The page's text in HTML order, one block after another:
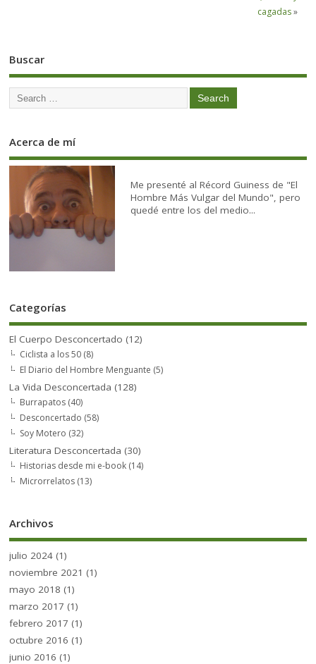
cagadas»
Buscar
Acerca de mí
Me presenté al Récord Guiness de "El
Hombre Más Vulgar del Mundo", pero
quedé entre los del medio...
Categorías
El Cuerpo Desconcertado (12)
Ciclista a los 50 (8)
El Diario del Hombre Menguante (5)
La Vida Desconcertada (128)
Burrapatos (40)
Desconcertado (58)
Soy Motero (32)
Literatura Desconcertada (30)
Historias desde mi e-book (14)
Microrrelatos (13)
Archivos
julio 2024 (1)
noviembre 2021 (1)
mayo 2018 (1)
marzo 2017 (1)
febrero 2017 (1)
octubre 2016 (1)
junio 2016 (1)